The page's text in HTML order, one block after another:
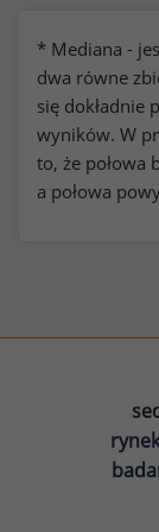
* Mediana -
dwa równe
się dokładnie
wyników. W
to, że połowa
a połowa